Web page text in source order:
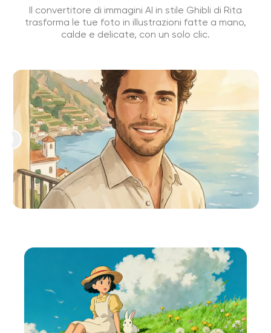
Il convertitore di immagini AI in stile Ghibli di Rita
trasforma le tue foto in illustrazioni fatte a mano,
calde e delicate, con un solo clic.